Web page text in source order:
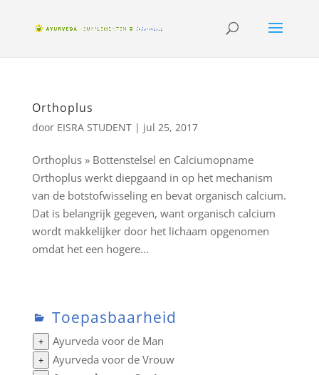
Orthoplus
door EISRA STUDENT| jul 25, 2017
Orthoplus » Bottenstelsel en Calciumopname
Orthoplus werkt diepgaand in op het mechanism
van de botstofwisseling en bevat organisch calcium.
Dat is belangrijk gegeven, want organisch calcium
wordt makkelijker door het lichaam opgenomen
omdat het een hogere...
Toepasbaarheid
+ Ayurveda voor de Man
+ Ayurveda voor de Vrouw